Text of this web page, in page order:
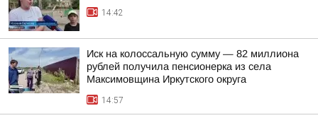
14:42
Иск на колоссальную сумму — 82 миллиона
рублей получила пенсионерка из села
Максимовщина Иркутского округа
14:57